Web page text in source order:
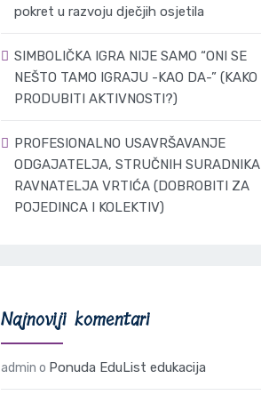
pokret u razvoju dječjih osjetila
SIMBOLIČKA IGRA NIJE SAMO “ONI SE
NEŠTO TAMO IGRAJU -KAO DA-” (KAKO
PRODUBITI AKTIVNOSTI?)
PROFESIONALNO USAVRŠAVANJE
ODGAJATELJA, STRUČNIH SURADNIKA I
RAVNATELJA VRTIĆA (DOBROBITI ZA
POJEDINCA I KOLEKTIV)
Najnoviji komentari
admin o Ponuda EduList edukacija